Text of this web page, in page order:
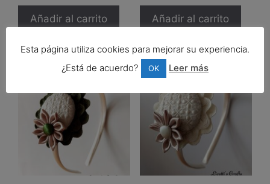
Añadir al carrito Añadir al carrito
Esta página utiliza cookies para mejorar su experiencia.
¿Está de acuerdo?
OK Leer más